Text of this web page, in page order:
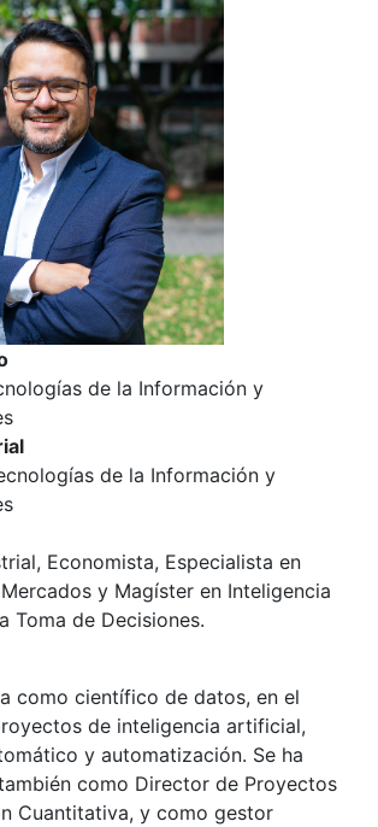
de la Información y
de la Información y
Economista, Especialista en
y Magíster en Inteligencia
Toma de Decisiones.
como científico de datos, en el
de inteligencia artificial,
y automatización. Se ha
como Director de Proyectos
Cuantitativa, y como gestor